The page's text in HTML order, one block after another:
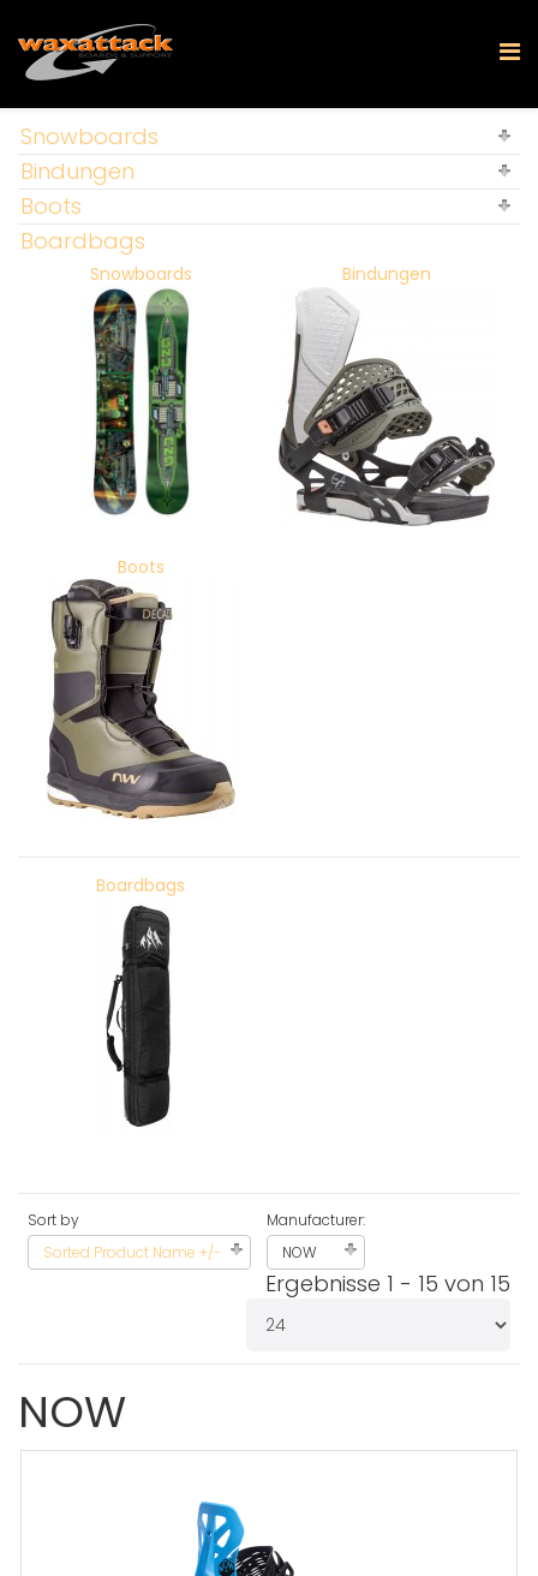
Snowboards
Bindungen
Boots
Boardbags
Snowboards Bindungen
Boots
Boardbags
Sort by
Sorted Product Name +/-
Manufacturer:
NOW
Ergebnisse 1 - 15 von 15
NOW